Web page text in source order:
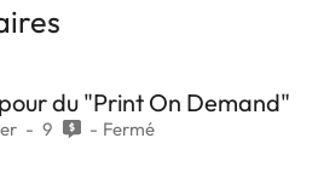
du "Print On Demand"
9 Fermé